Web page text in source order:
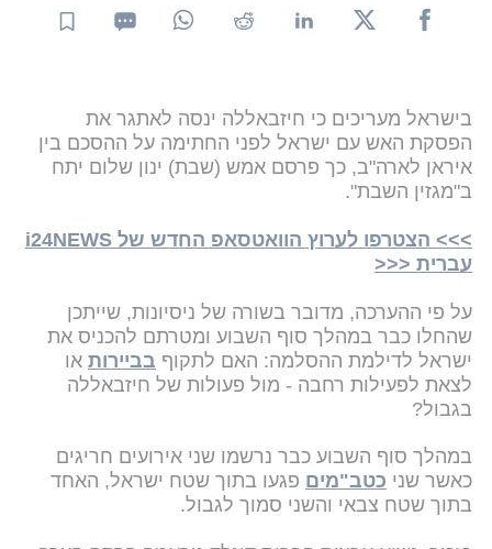
בישראל מעריכים כי חיזבאללה ינסה לאתגר את
הפסקת האש עם ישראל לפני החתימה על ההסכם בין
איראן לארה"ב, כך פרסם אמש (שבת) ינון שלום יתח
ב"מגזין השבת".
>>> הצטרפו לערוץ הוואטסאפ החדש של i24NEWS
עברית <<<
על פי ההערכה, מדובר בשורה של ניסיונות, שייתכן
שהחלו כבר במהלך סוף השבוע ומטרתם להכניס את
ישראל לדילמת ההסלמה: האם לתקוף בביירות או
לצאת לפעילות רחבה - מול פעולות של חיזבאללה
בגבול?
במהלך סוף השבוע כבר נרשמו שני אירועים חריגים
כאשר שני כטב"מים פגעו בתוך שטח ישראל, האחד
בתוך שטח צבאי והשני סמוך לגבול.